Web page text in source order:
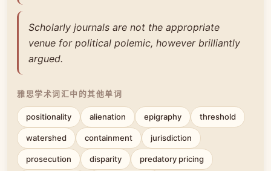
Scholarly journals are not the appropriate
venue for political polemic, however brilliantly
argued.
雅思学术词汇中的其他单词
positionality alienation epigraphy threshold
watershed containment jurisdiction
prosecution disparity predatory pricing